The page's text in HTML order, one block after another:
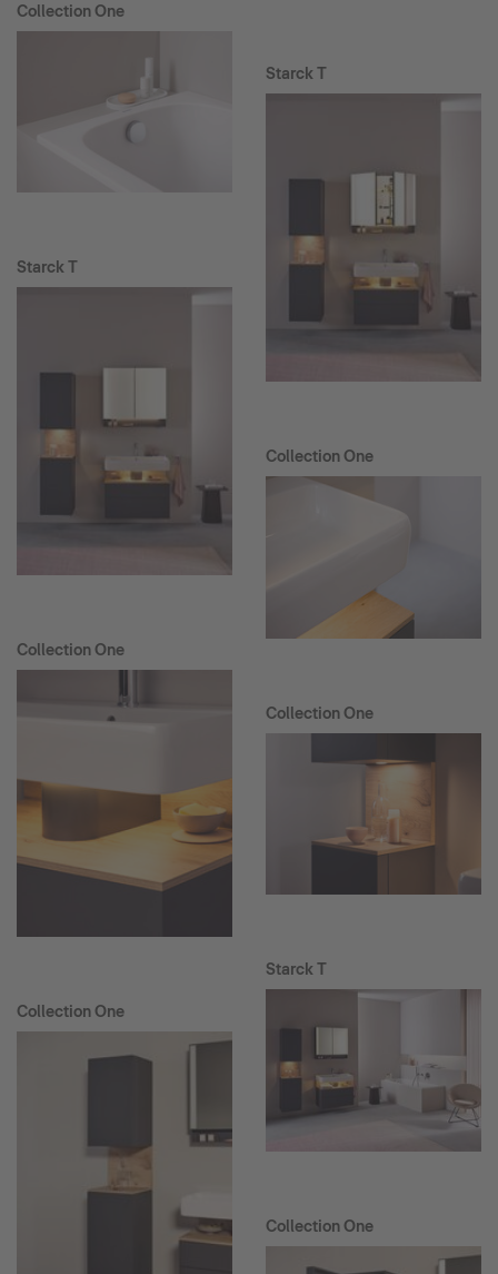
Collection One
Starck T
Collection One
Collection One
Starck T
Collection One
Collection One
Starck T
Collection One